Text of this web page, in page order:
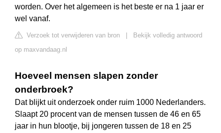
worden. Over het algemeen is het beste er na 1 jaar er
wel vanaf.
Verzoek tot verwijderen van bron
Bekijk volledig antwoord
op maxvandaag.nl
Hoeveel mensen slapen zonder
onderbroek?
Dat blijkt uit onderzoek onder ruim 1000 Nederlanders.
Slaapt 20 procent van de mensen tussen de 46 en 65
jaar in hun blootje, bij jongeren tussen de 18 en 25